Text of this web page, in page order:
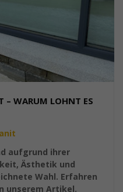
– WARUM LOHNT ES
aufgrund ihrer
Ästhetik und
Wahl. Erfahren
unserem Artikel.